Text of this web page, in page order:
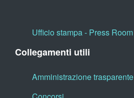
Ufficio stampa - Press Room
Collegamenti utili
Amministrazione trasparente